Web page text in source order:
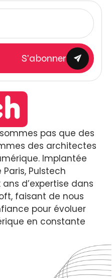
pas que des
des architectes
Implantée
Pulstech
d’expertise dans
faisant de nous
pour évoluer
en constante
S'abonner